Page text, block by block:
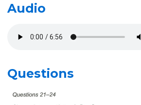
Audio
Questions